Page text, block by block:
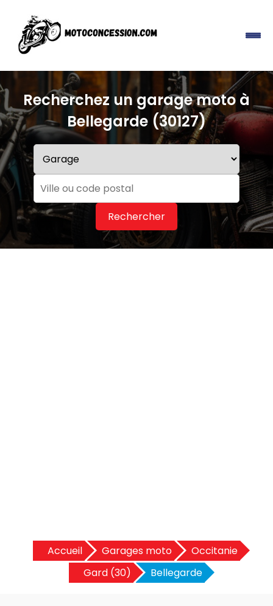
Recherchez un garage moto à
Bellegarde (30127)
Rechercher
Accueil Garages moto
Occitanie
Gard (30)
Bellegarde